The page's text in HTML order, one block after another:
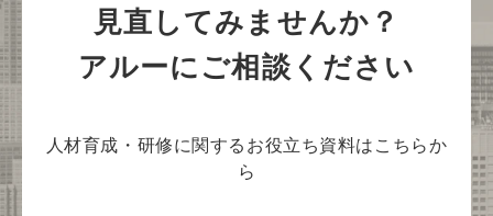
見直してみませんか？
アルーにご相談ください
人材育成・研修に関するお役立ち資料はこちらか
ら